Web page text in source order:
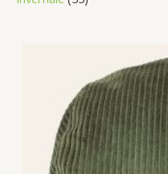
c
t
s
o
d
u
c